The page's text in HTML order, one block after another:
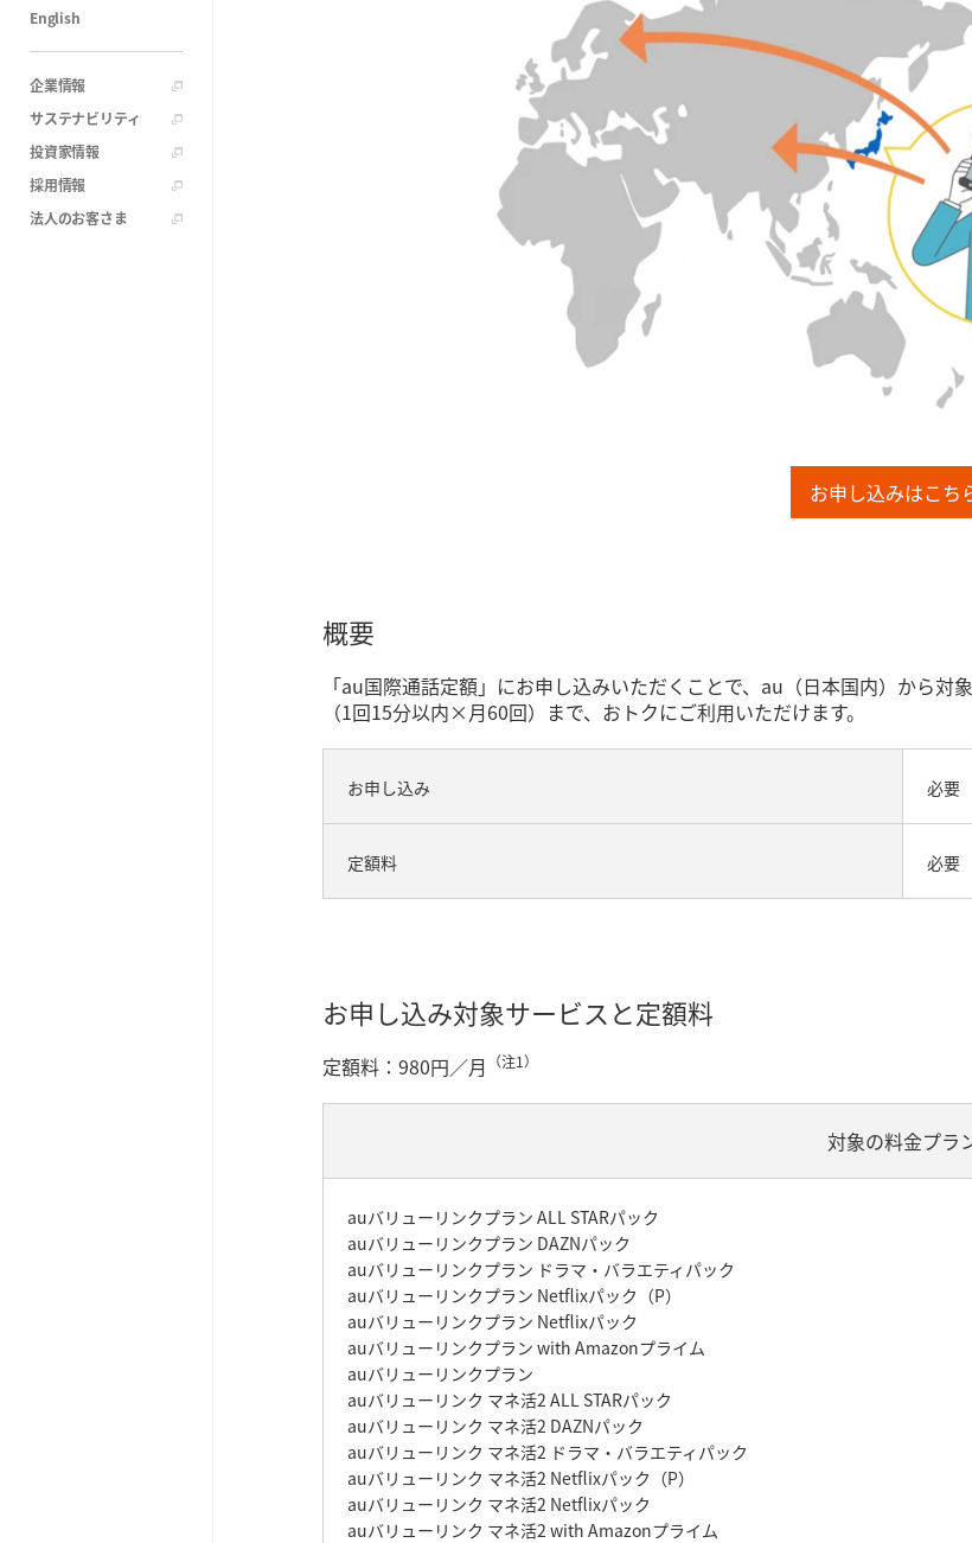
English
企業情報
サステナビリティ
投資家情報
採用情報
法人のお客さま
お申し込みはこち
概要
「au国際通話定額」にお申し込みいただくことで、au（日本国内）から
（1回15分以内×月60回）まで、おトクにご利用いただけます。
お申し込み 必要
定額料 必要
お申し込み対象サービスと定額料
定額料：980円／月 （注1）
対象の料金プラ
auバリューリンクプラン ALL STARパック
auバリューリンクプラン DAZNパック
auバリューリンクプラン ドラマ・バラエティパック
auバリューリンクプラン Netflixパック（P）
auバリューリンクプラン Netflixパック
auバリューリンクプラン with Amazonプライム
auバリューリンクプラン
auバリューリンク マネ活2 ALL STARパック
auバリューリンク マネ活2 DAZNパック
auバリューリンク マネ活2 ドラマ・バラエティパック
auバリューリンク マネ活2 Netflixパック（P）
auバリューリンク マネ活2 Netflixパック
auバリューリンク マネ活2 with Amazonプライム